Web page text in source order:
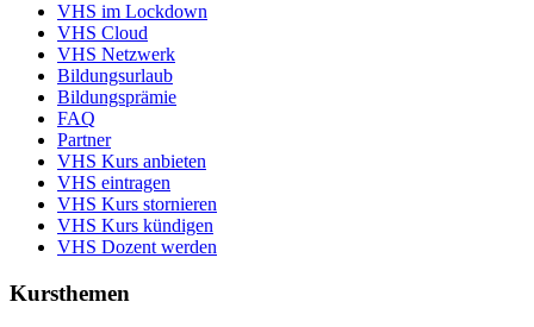
VHS im Lockdown
VHS Cloud
VHS Netzwerk
Bildungsurlaub
Bildungsprämie
FAQ
Partner
VHS Kurs anbieten
VHS eintragen
VHS Kurs stornieren
VHS Kurs kündigen
VHS Dozent werden
Kursthemen